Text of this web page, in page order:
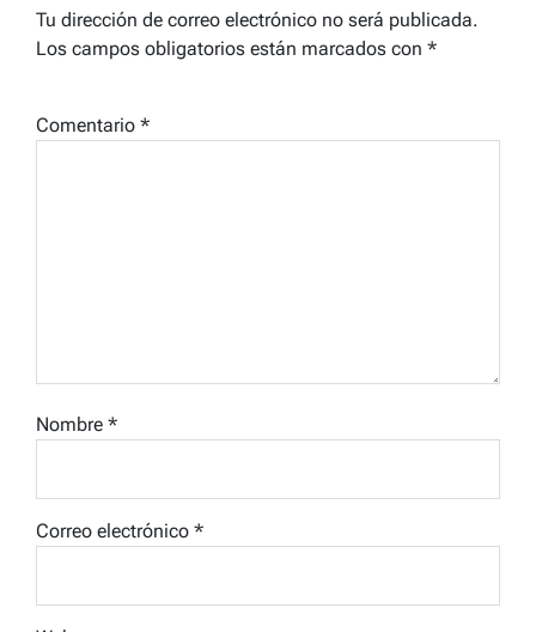
Tu dirección de correo electrónico no será publicada.
Los campos obligatorios están marcados con *
Comentario *
Nombre *
Correo electrónico *